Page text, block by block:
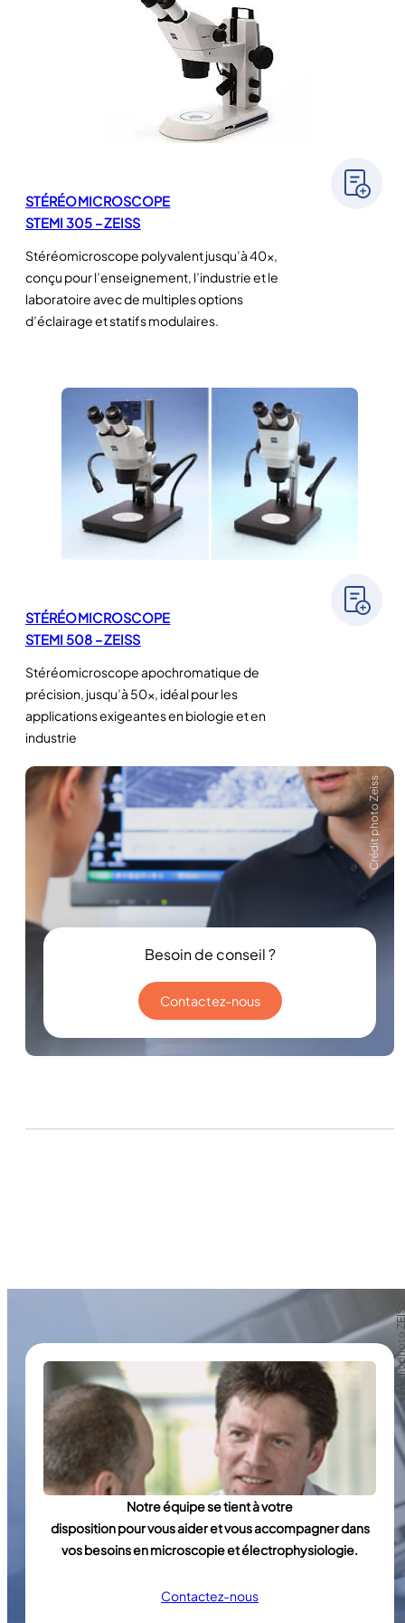
STÉRÉOMICROSCOPE
STEMI 305 – ZEISS
Stéréomicroscope polyvalent jusqu’à 40x,
conçu pour l’enseignement, l’industrie et le
laboratoire avec de multiples options
d’éclairage et statifs modulaires.
STÉRÉOMICROSCOPE
STEMI 508 – ZEISS
Stéréomicroscope apochromatique de
précision, jusqu’à 50×, idéal pour les
applications exigeantes en biologie et en
industrie
Crédit photo Zeiss
Besoin de conseil ?
Contactez-nous
Crédit
Crédit
Notre équipe se tient à votre
disposition pour vous aider et vous accompagner dans
vos besoins en microscopie et électrophysiologie.
Contactez-nous